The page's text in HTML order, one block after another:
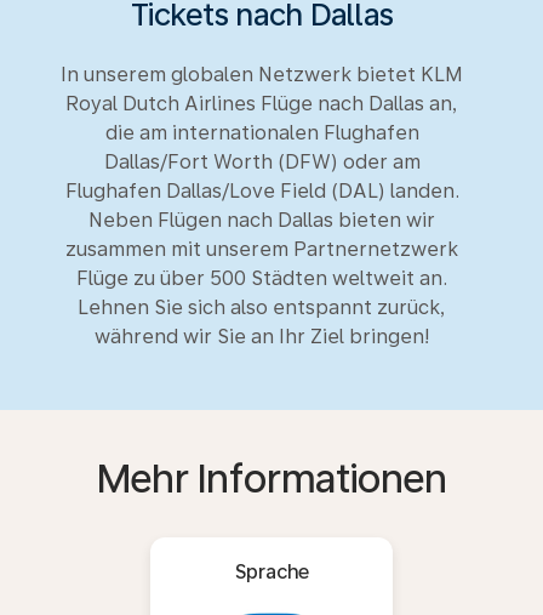
Tickets nach Dallas
In unserem globalen Netzwerk bietet KLM
Royal Dutch Airlines Flüge nach Dallas an,
die am internationalen Flughafen
Dallas/Fort Worth (DFW) oder am
Flughafen Dallas/Love Field (DAL) landen.
Neben Flügen nach Dallas bieten wir
zusammen mit unserem Partnernetzwerk
Flüge zu über 500 Städten weltweit an.
Lehnen Sie sich also entspannt zurück,
während wir Sie an Ihr Ziel bringen!
Mehr Informationen
Sprache